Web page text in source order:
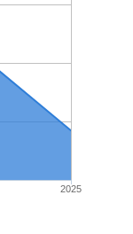
2025